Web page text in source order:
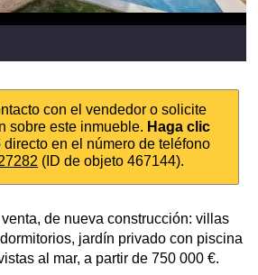
con el vendedor o solicite
sobre este inmueble. Haga clic
en el número de teléfono
(ID de objeto 467144).
de nueva construcción: villas
jardín privado con piscina
al mar, a partir de 750 000 €.